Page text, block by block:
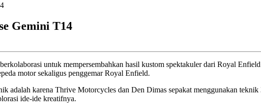
Gemini T14
untuk mempersembahkan hasil kustom spektakuler dari Royal
motor sekaligus penggemar Royal Enfield.
adalah karena Thrive Motorcycles dan Den Dimas sepakat menggunakan
ide-ide kreatifnya.